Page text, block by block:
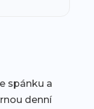
spánku a
denní